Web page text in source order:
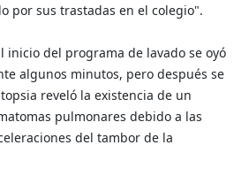
por sus trastadas en el colegio".
inicio del programa de lavado se oyó
algunos minutos, pero después se
reveló la existencia de un
pulmonares debido a las
del tambor de la